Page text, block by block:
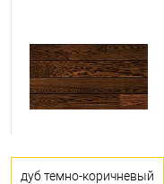
дуб темно-коричневый